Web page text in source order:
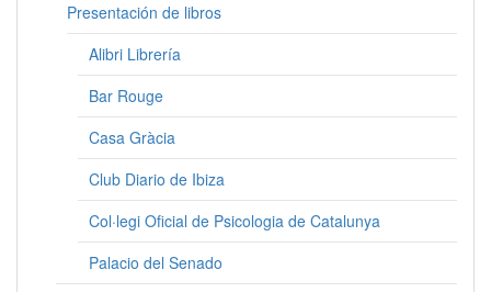
Presentación de libros
Alibri Librería
Bar Rouge
Casa Gràcia
Club Diario de Ibiza
Col·legi Oficial de Psicologia de Catalunya
Palacio del Senado